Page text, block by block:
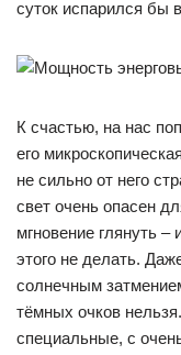
суток испарился бы
К счастью, на нас
его
не сильно от него
свет очень опасен
мгновение глянуть
этого не делать.
солнечным
тёмных очков
специальные, с